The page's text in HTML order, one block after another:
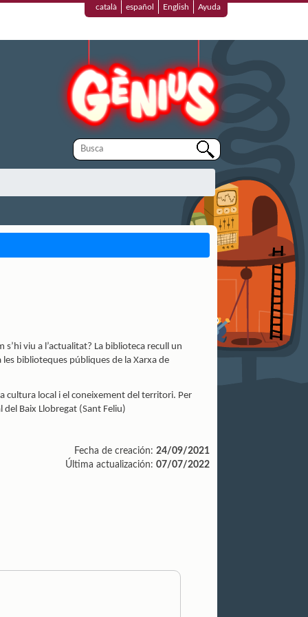
català español English Ayuda
viu a l’actualitat? La biblioteca recull un
biblioteques públiques de la Xarxa de
cultura local i el coneixement del territori. Per
Baix Llobregat (Sant Feliu)
Fecha de creación: 24/09/2021
Última actualización: 07/07/2022